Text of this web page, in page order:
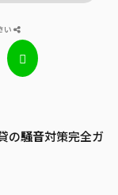
い
の騒音対策完全ガ